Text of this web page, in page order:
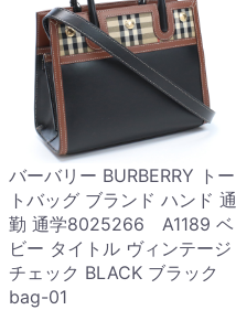
バーバリー BURBERRY トー
トバッグ ブランド ハンド 通
勤 通学8025266 A1189 ベ
ビー タイトル ヴィンテージ
チェック BLACK ブラック
bag-01